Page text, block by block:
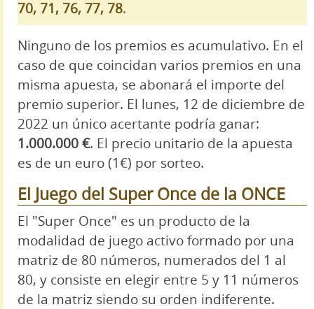
70, 71, 76, 77, 78.
Ninguno de los premios es acumulativo. En el
caso de que coincidan varios premios en una
misma apuesta, se abonará el importe del
premio superior. El lunes, 12 de diciembre de
2022 un único acertante podría ganar:
1.000.000 €. El precio unitario de la apuesta
es de un euro (1€) por sorteo.
El Juego del Super Once de la ONCE
El "Super Once" es un producto de la
modalidad de juego activo formado por una
matriz de 80 números, numerados del 1 al
80, y consiste en elegir entre 5 y 11 números
de la matriz siendo su orden indiferente.